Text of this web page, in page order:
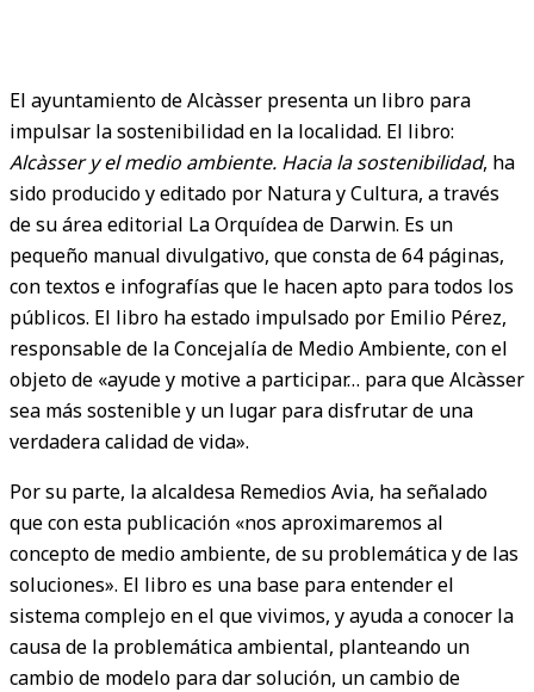
El ayuntamiento de Alcàsser presenta un libro para
impulsar la sostenibilidad en la localidad. El libro:
Alcàsser y el medio ambiente. Hacia la sostenibilidad, ha
sido producido y editado por Natura y Cultura, a través
de su área editorial La Orquídea de Darwin. Es un
pequeño manual divulgativo, que consta de 64 páginas,
con textos e infografías que le hacen apto para todos los
públicos. El libro ha estado impulsado por Emilio Pérez,
responsable de la Concejalía de Medio Ambiente, con el
objeto de «ayude y motive a participar… para que Alcàsser
sea más sostenible y un lugar para disfrutar de una
verdadera calidad de vida».
Por su parte, la alcaldesa Remedios Avia, ha señalado
que con esta publicación «nos aproximaremos al
concepto de medio ambiente, de su problemática y de las
soluciones». El libro es una base para entender el
sistema complejo en el que vivimos, y ayuda a conocer la
causa de la problemática ambiental, planteando un
cambio de modelo para dar solución, un cambio de